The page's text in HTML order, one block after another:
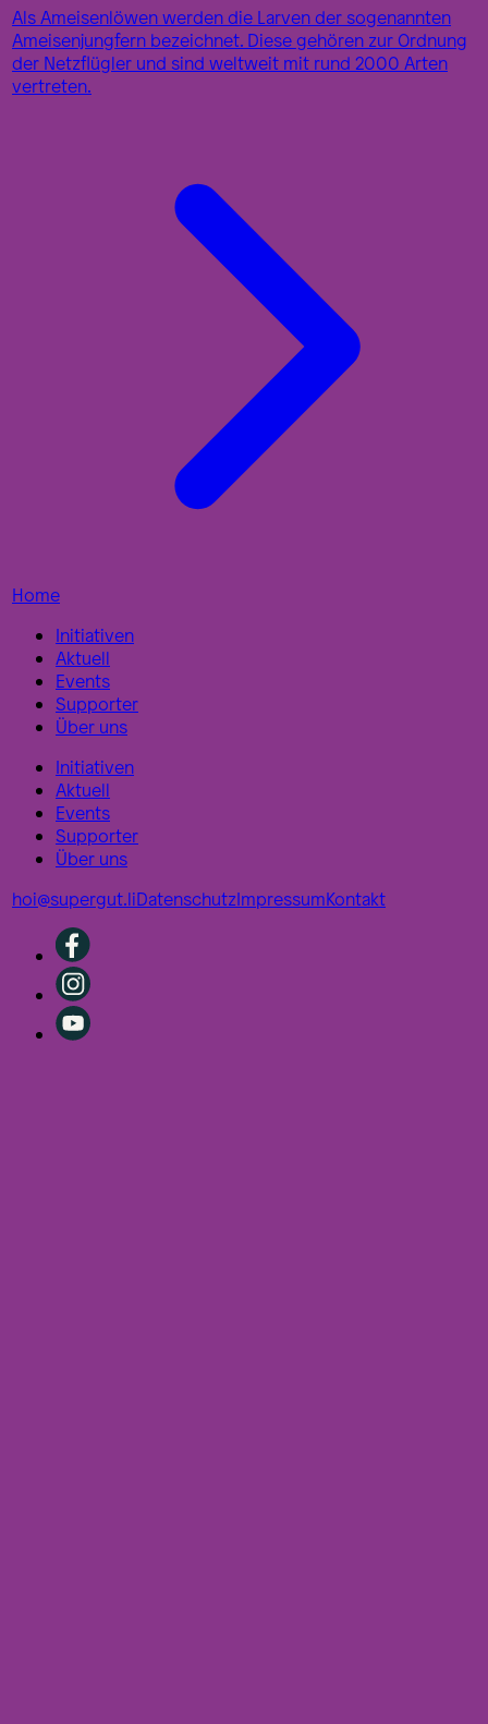
Als Ameisenlöwen werden die Larven der sogenannten
Ameisenjungfern bezeichnet. Diese gehören zur Ordnung
der Netzflügler und sind weltweit mit rund 2000 Arten
vertreten.
Home
Initiativen
Aktuell
Events
Supporter
Über uns
Initiativen
Aktuell
Events
Supporter
Über uns
hoi@supergut.liDatenschutzImpressumKontakt